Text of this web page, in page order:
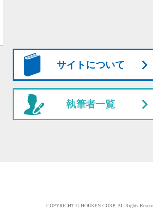
サイトについて
執筆者一覧
COPYRIGHT © HOUKEN CORP. All Rights